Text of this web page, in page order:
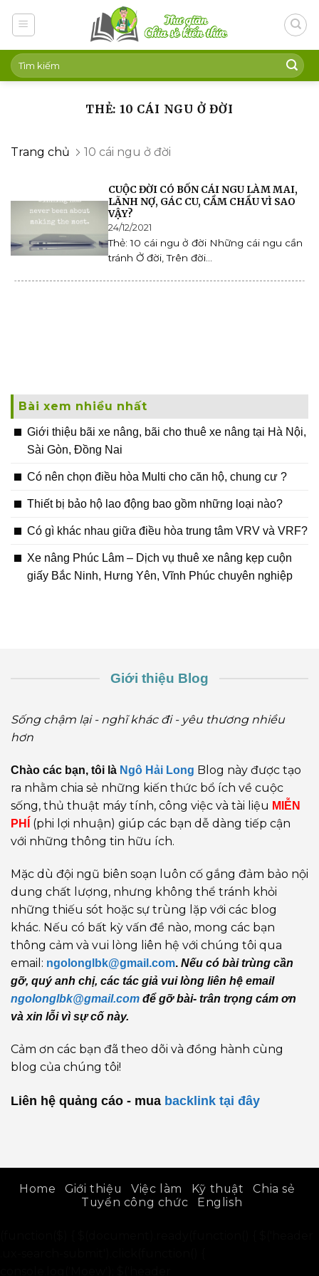
THẺ: 10 CÁI NGU Ở ĐỜI
Trang chủ 10 cái ngu ở đời
CUỘC ĐỜI CÓ BỐN CÁI NGU LÀM MAI,
LÃNH NỢ, GÁC CU, CẦM CHẦU VÌ SAO
VẬY?
24/12/2021
Thẻ: 10 cái ngu ở đời Những cái ngu cần
tránh Ở đời, Trên đời...
Bài xem nhiều nhất
Giới thiệu bãi xe nâng, bãi cho thuê xe nâng tại Hà Nội,
Sài Gòn, Đồng Nai
Có nên chọn điều hòa Multi cho căn hộ, chung cư ?
Thiết bị bảo hộ lao động bao gồm những loại nào?
Có gì khác nhau giữa điều hòa trung tâm VRV và VRF?
Xe nâng Phúc Lâm – Dịch vụ thuê xe nâng kẹp cuộn
giấy Bắc Ninh, Hưng Yên, Vĩnh Phúc chuyên nghiệp
Giới thiệu Blog
Sống chậm lại - nghĩ khác đi - yêu thương nhiều
hơn
Chào các bạn, tôi là Ngô Hải Long Blog này được tạo
ra nhằm chia sẻ những kiến thức bổ ích về cuộc
sống, thủ thuật máy tính, công việc và tài liệu MIỄN
PHÍ
(phi lợi nhuận) giúp các bạn dễ dàng tiếp cận
với những thông tin hữu ích.
Mặc dù đội ngũ biên soạn luôn cố gắng đảm bảo nội
dung chất lượng, nhưng không thể tránh khỏi
những thiếu sót hoặc sự trùng lặp với các blog
khác. Nếu có bất kỳ vấn đề nào, mong các bạn
thông cảm và vui lòng liên hệ với chúng tôi qua
email: ngolonglbk@gmail.com. Nếu có bài trùng cần
gỡ, quý anh chị, các tác giả vui lòng liên hệ email
ngolonglbk@gmail.com để gỡ bài- trân trọng cám ơn
và xin lỗi vì sự cố này.
Cảm ơn các bạn đã theo dõi và đồng hành cùng
blog của chúng tôi!
Liên hệ quảng cáo - mua backlink tại đây
Home Giới thiệu Việc làm Kỹ thuật
Chia sẻ
Tuyển công chức
English